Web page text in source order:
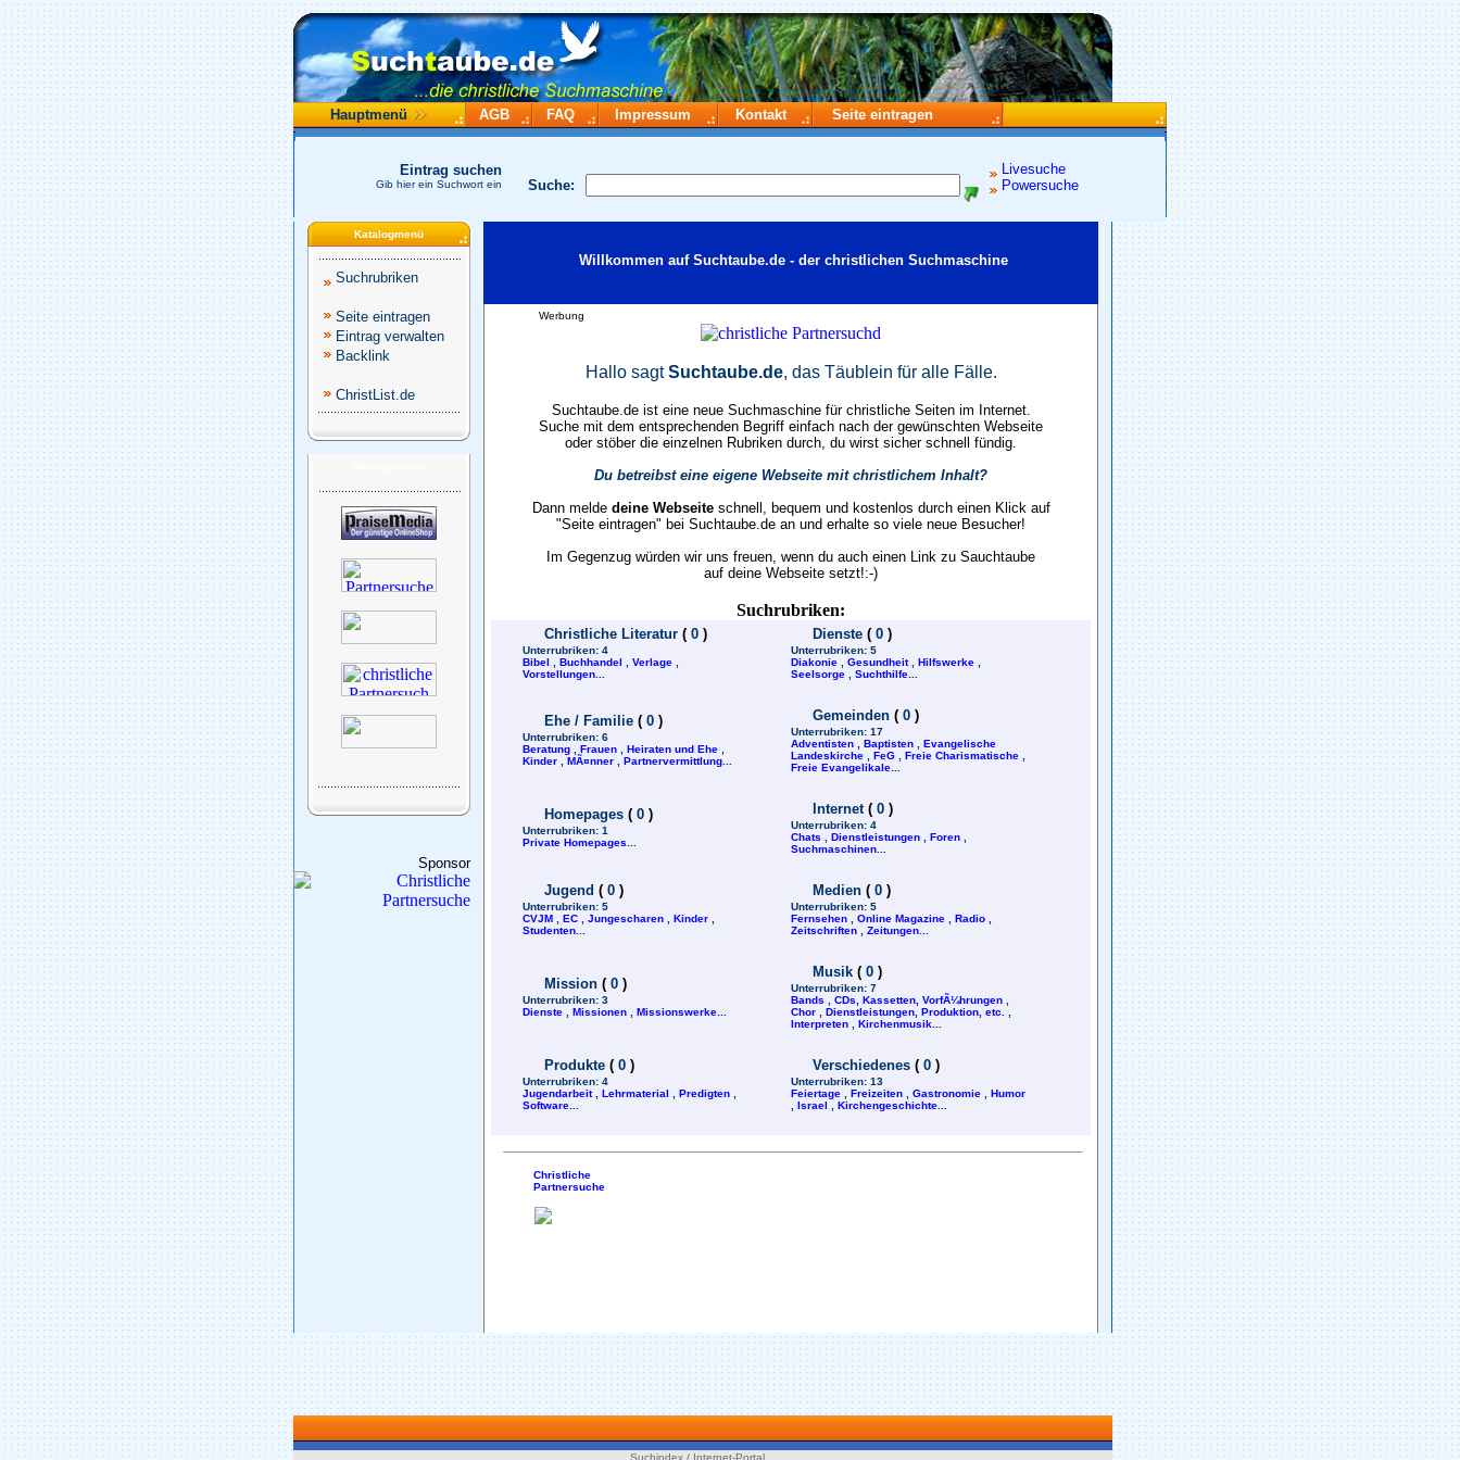
Hauptmenü AGB FAQ Impressum Kontakt Seite eintragen
Suche:
Livesuche
Powersuche
Eintrag suchen
Gib hier ein Suchwort ein
Katalogmenü
Suchrubriken
Seite eintragen
Eintrag verwalten
Backlink
ChristList.de
Sponsor
Willkommen auf Suchtaube.de - der christlichen Suchmaschine
Werbung
Hallo sagtSuchtaube.de, das Täublein für alle Fälle.
Suchtaube.de ist eine neue Suchmaschine für christliche Seiten im Internet.
Suche mit dem entsprechenden Begriff einfach nach der gewünschten Webseite
oder stöber die einzelnen Rubriken durch, du wirst sicher schnell fündig.
Du betreibst eine eigene Webseite mit christlichem Inhalt?
Dann melde deine Webseiteschnell, bequem und kostenlos durch einen Klick auf
"Seite eintragen" bei Suchtaube.de an und erhalte so viele neue Besucher!
Im Gegenzug würden wir uns freuen, wenn du auch einen Link zu Sauchtaube
auf deine Webseite setzt!:-)
Suchrubriken:
Christliche Literatur ( 0 )
Unterrubriken: 4
Bibel
Buchhandel Verlage
Vorstellungen
Dienste ( 0 )
Unterrubriken: 5
Diakonie
Gesundheit, Hilfswerke
Seelsorge
Suchthilfe
Ehe / Familie ( 0 )
Unterrubriken: 6
Beratung
Frauen Heiraten und Ehe
Kinder
MÃ¤nner Partnervermittlung
Gemeinden ( 0 )
Unterrubriken: 17
Adventisten
Baptisten
Evangelische
Landeskirche
FeG Freie Charismatische
Freie Evangelikale
Homepages ( 0 )
Unterrubriken: 1
Private Homepages
Internet( 0 )
Unterrubriken: 4
Chats
Dienstleistungen Foren
Suchmaschinen
Jugend ( 0 )
Unterrubriken: 5
CVJM
EC Jungescharen Kinder
Studenten
Medien ( 0 )
Unterrubriken: 5
Fernsehen
Online Magazine Radio
Zeitschriften
Zeitungen
Mission ( 0 )
Unterrubriken: 3
Dienste
Missionen Missionswerke
Musik ( 0 )
Unterrubriken: 7
Bands
CDs, Kassetten, VorfÃ¼hrungen
Chor
Dienstleistungen, Produktion, etc.
Interpreten
Kirchenmusik
Produkte ( 0 )
Unterrubriken: 4
Jugendarbeit, Lehrmaterial Predigten
Software
Verschiedenes ( 0 )
Unterrubriken: 13
Feiertage
Freizeiten Gastronomie
Humor
Israel Kirchengeschichte
Christliche
Partnersuche
Suchindex / Internet-Portal